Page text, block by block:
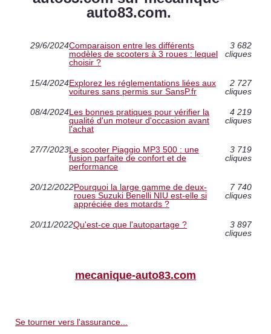
auto83.com.
29/6/2024Comparaison entre les différents
modèles de scooters à 3 roues : lequel
choisir ?
3 682
cliques
15/4/2024Explorez les réglementations liées aux
voitures sans permis sur SansP.fr
2 727
cliques
08/4/2024Les bonnes pratiques pour vérifier la
qualité d'un moteur d'occasion avant
l'achat
4 219
cliques
27/7/2023Le scooter Piaggio MP3 500 : une
fusion parfaite de confort et de
performance
3 719
cliques
20/12/2022Pourquoi la large gamme de deux-
roues Suzuki Benelli NIU est-elle si
appréciée des motards ?
7 740
cliques
20/11/2022Qu'est-ce que l'autopartage ?
3 897
cliques
mecanique-auto83.com
Se tourner vers l'assurance...